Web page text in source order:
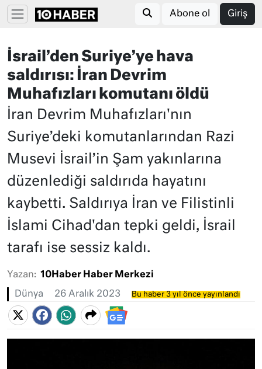
Abone ol Giriş
İsrail’den Suriye’ye hava
saldırısı: İran Devrim
Muhafızları komutanı öldü
İran Devrim Muhafızları'nın
Suriye’deki komutanlarından Razi
Musevi İsrail’in Şam yakınlarına
düzenlediği saldırıda hayatını
kaybetti. Saldırıya İran ve Filistinli
İslami Cihad'dan tepki geldi, İsrail
tarafı ise sessiz kaldı.
Yazan: 10Haber Haber Merkezi
Dünya 26 Aralık 2023 Bu haber 3 yıl önce yayınlandı